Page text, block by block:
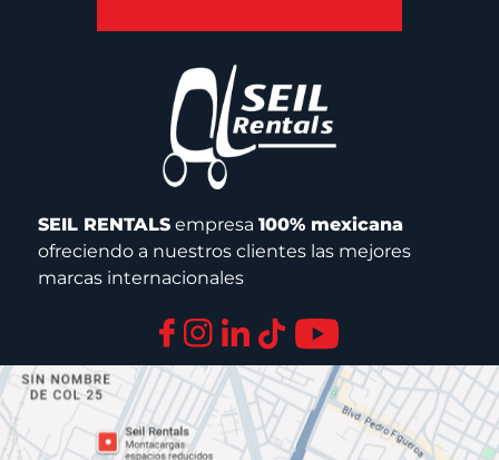
SEIL RENTALSempresa 100% mexicana
ofreciendo a nuestros clientes las mejores
marcas internacionales